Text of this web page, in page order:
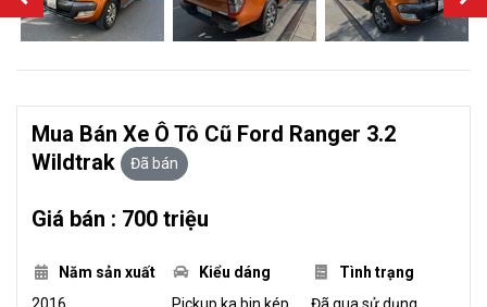
Mua Bán Xe Ô Tô Cũ Ford Ranger 3.2
Wildtrak
Đã bán
Giá bán : 700 triệu
Năm sản xuất
2016
Kiểu dáng
Pickup ka bin kép
Tình trạng
Đã qua sử dụng